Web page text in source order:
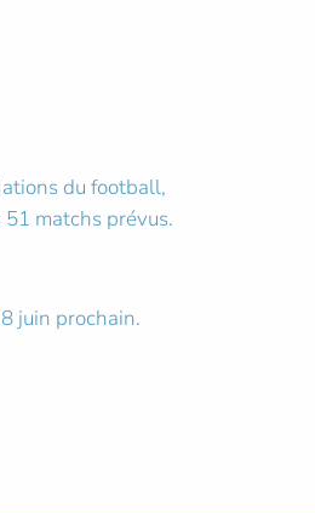
du football,
matchs prévus.
juin prochain.